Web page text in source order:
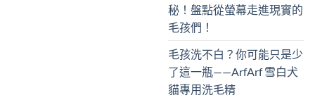
秘！盤點從螢幕走進現實的
毛孩們！
毛孩洗不白？你可能只是少
了這一瓶——ArfArf 雪白犬
貓專用洗毛精